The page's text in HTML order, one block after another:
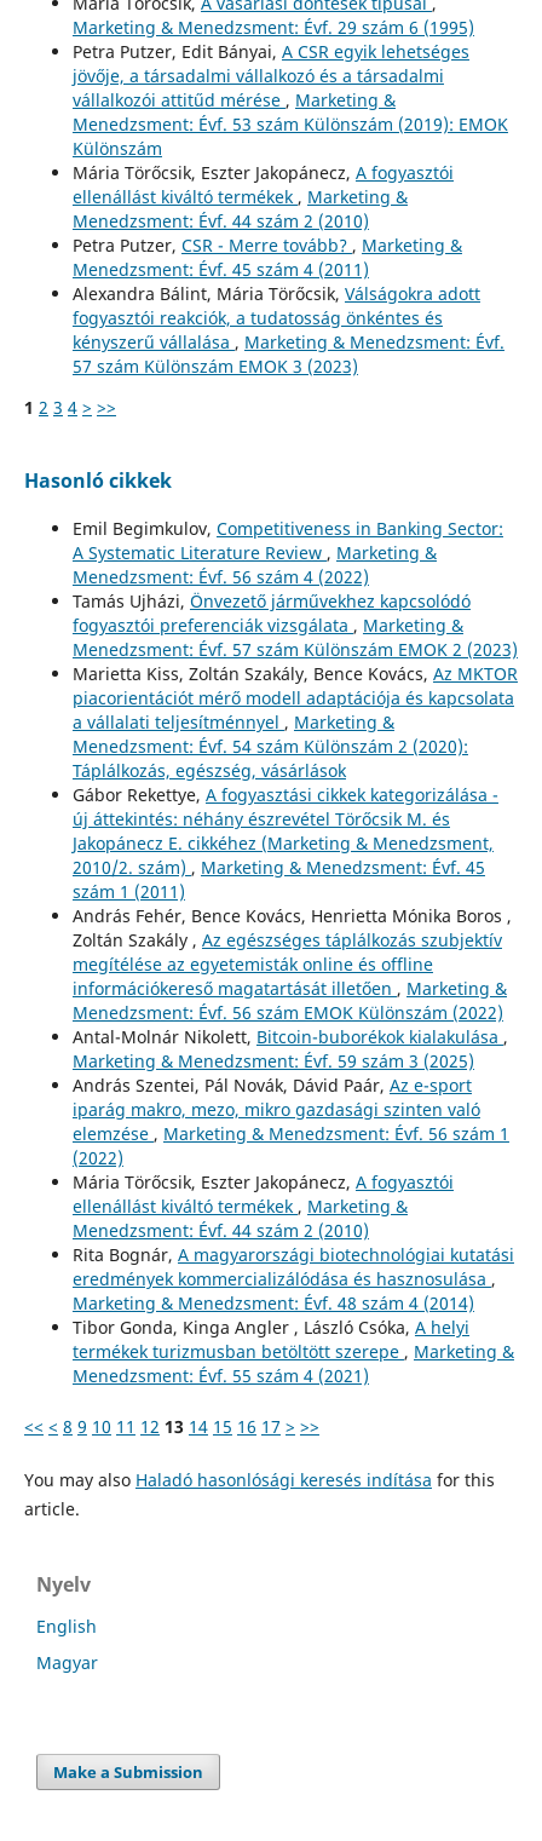
Marketing & Menedzsment: Évf. 29 szám 6 (1995)
Petra Putzer, Edit Bányai, A CSR egyik lehetséges
jövője, a társadalmi vállalkozó és a társadalmi
vállalkozói attitűd mérése , Marketing &
Menedzsment: Évf. 53 szám Különszám (2019): EMOK
Különszám
Mária Törőcsik, Eszter Jakopánecz, A fogyasztói
ellenállást kiváltó termékek , Marketing &
Menedzsment: Évf. 44 szám 2 (2010)
Petra Putzer, CSR - Merre tovább? , Marketing &
Menedzsment: Évf. 45 szám 4 (2011)
Alexandra Bálint, Mária Törőcsik, Válságokra adott
fogyasztói reakciók, a tudatosság önkéntes és
kényszerű vállalása , Marketing & Menedzsment: Évf.
57 szám Különszám EMOK 3 (2023)
1 2 3 4 > >>
Hasonló cikkek
Emil Begimkulov, Competitiveness in Banking Sector:
A Systematic Literature Review , Marketing &
Menedzsment: Évf. 56 szám 4 (2022)
Tamás Ujházi, Önvezető járművekhez kapcsolódó
fogyasztói preferenciák vizsgálata , Marketing &
Menedzsment: Évf. 57 szám Különszám EMOK 2 (2023)
Marietta Kiss, Zoltán Szakály, Bence Kovács, Az MKTOR
piacorientációt mérő modell adaptációja és kapcsolata
a vállalati teljesítménnyel , Marketing &
Menedzsment: Évf. 54 szám Különszám 2 (2020):
Táplálkozás, egészség, vásárlások
Gábor Rekettye, A fogyasztási cikkek kategorizálása -
új áttekintés: néhány észrevétel Törőcsik M. és
Jakopánecz E. cikkéhez (Marketing & Menedzsment,
2010/2. szám) , Marketing & Menedzsment: Évf. 45
szám 1 (2011)
András Fehér, Bence Kovács, Henrietta Mónika Boros ,
Zoltán Szakály , Az egészséges táplálkozás szubjektív
megítélése az egyetemisták online és offline
információkereső magatartását illetően , Marketing &
Menedzsment: Évf. 56 szám EMOK Különszám (2022)
Antal-Molnár Nikolett, Bitcoin-buborékok kialakulása ,
Marketing & Menedzsment: Évf. 59 szám 3 (2025)
András Szentei, Pál Novák, Dávid Paár, Az e-sport
iparág makro, mezo, mikro gazdasági szinten való
elemzése , Marketing & Menedzsment: Évf. 56 szám 1
(2022)
Mária Törőcsik, Eszter Jakopánecz, A fogyasztói
ellenállást kiváltó termékek , Marketing &
Menedzsment: Évf. 44 szám 2 (2010)
Rita Bognár, A magyarországi biotechnológiai kutatási
eredmények kommercializálódása és hasznosulása ,
Marketing & Menedzsment: Évf. 48 szám 4 (2014)
Tibor Gonda, Kinga Angler , László Csóka, A helyi
termékek turizmusban betöltött szerepe , Marketing &
Menedzsment: Évf. 55 szám 4 (2021)
<< < 8 9 10 11 12 13 14 15 16 17 > >>
You may also Haladó hasonlósági keresés indítása for this
article.
Nyelv
English
Magyar
Make a Submission